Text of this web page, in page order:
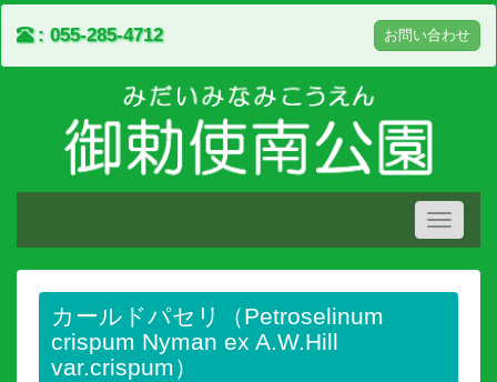
Toggle
055-285-4712 お問い合わせ
カールドパセリ（Petroselinum
crispum Nyman ex A.W.Hill
var.crispum）